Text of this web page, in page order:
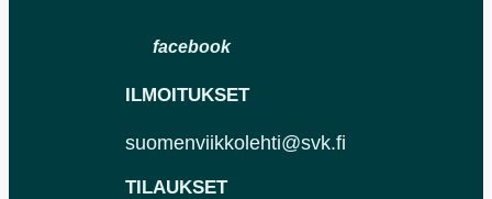
ILMOITUKSET
suomenviikkolehti@svk.fi
TILAUKSET